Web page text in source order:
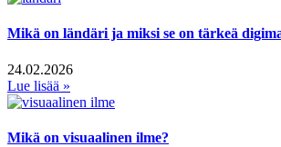
Mikä on ländäri ja miksi se on tärkeä
24.02.2026
Lue lisää »
Mikä on visuaalinen ilme?